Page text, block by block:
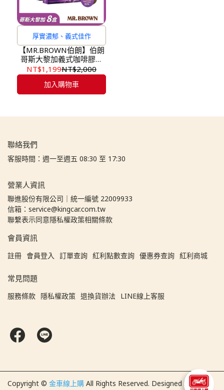
厚實濃郁、義式佳作
【MR.BROWN伯朗】伯朗
哥斯大黎加義式咖啡膠囊
X8盒(10入/盒)
NT$1,199NT$2,000
加入購物車
聯絡我們
客服時間：週一至週五 08:30 至 17:30
營業人資訊
聯進股份有限公司｜統一編號 22009933
信箱：service@kingcar.com.tw
聯繫表示同意隱私權政策相關條款
會員資訊
註冊 會員登入 訂單查詢 紅利點數查詢 優惠券查詢 紅利商城
常見問題
服務條款 隱私權政策 退換貨辦法 LINE線上客服
Copyright © 金車線上購 All Rights Reserved. Designed by